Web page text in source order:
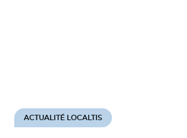
ACTUALITÉ LOCALTIS